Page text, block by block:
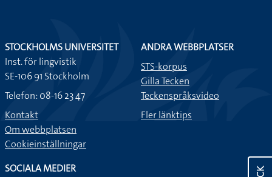
STOCKHOLMS UNIVERSITET
Inst. för lingvistik
SE-106 91 Stockholm
Telefon: 08-16 23 47
Kontakt
Om webbplatsen
Cookieinställningar
ANDRA WEBBPLATSER
STS-korpus
Gilla Tecken
Teckenspråksvideo
Fler länktips
SOCIALA MEDIER